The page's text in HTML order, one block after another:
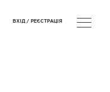
ВХІД / РЕЄСТРАЦІЯ